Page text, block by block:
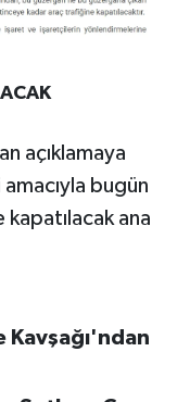
açıklamaya
bugün
ana
Kavşağı'ndan